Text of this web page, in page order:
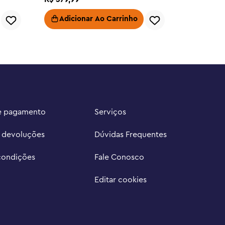
Adicionar Ao Carrinho
pagamento
devoluções
Serviços
Dúvidas Frequentes
Fale Conosco
Editar cookies